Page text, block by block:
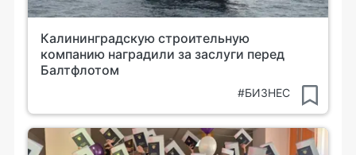
Калининградскую строительную
компанию наградили за заслуги перед
Балтфлотом
#БИЗНЕС